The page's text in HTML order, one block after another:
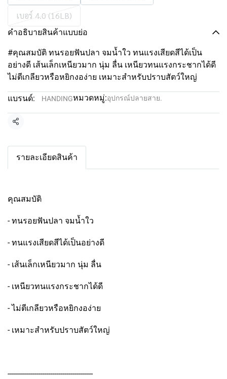
เบอร์ 4.0 (16LB)
คำอธิบายสินค้าแบบย่อ
#คุณสมบัติ ทนรอยฟันปลา จมน้ำใว ทนแรงเสียดสีได้เป็น
อย่างดี เส้นเล็กเหนียวมาก นุ่ม ลื่น เหนียวทนแรงกระชากได้ดี
ไม่ตีเกลียวหรือหยิกงอง่าย เหมาะสำหรับปราบสัตว์ใหญ่
แบรนด์: HANDINGหมวดหมู่:อุปกรณ์ปลายสาย.
แชร์
รายละเอียดสินค้า
คุณสมบัติ
- ทนรอยฟันปลา จมน้ำใว
- ทนแรงเสียดสีได้เป็นอย่างดี
- เส้นเล็กเหนียวมาก นุ่ม ลื่น
- เหนียวทนแรงกระชากได้ดี
- ไม่ตีเกลียวหรือหยิกงอง่าย
- เหมาะสำหรับปราบสัตว์ใหญ่
------------------------------------------